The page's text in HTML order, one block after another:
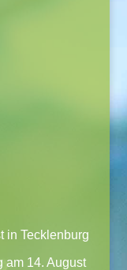
in Tecklenburg
am 14. August